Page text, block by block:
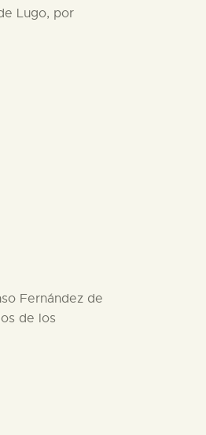
Lugo, por
Fernández de
de los